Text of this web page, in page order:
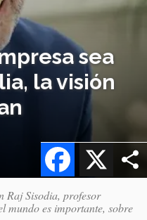
sea
la visión
X
Facebook
Raj Sisodia, profesor
mundo es importante, sobre